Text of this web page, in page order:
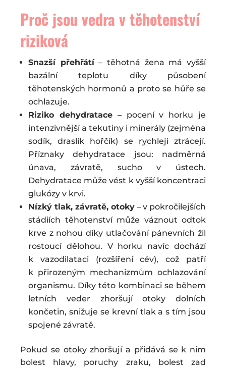
Proč jsou vedra v těhotenství
riziková
Snazší přehřátí– těhotná žena má vyšší
bazální teplotu díky působení
těhotenských hormonů a proto se hůře se
ochlazuje.
Riziko dehydratace– pocení v horku je
intenzivnější a tekutiny i minerály (zejména
sodík, draslík hořčík) se rychleji ztrácejí.
Příznaky dehydratace jsou: nadměrná
únava, závratě, sucho v ústech.
Dehydratace může vést k vyšší koncentraci
glukózy v krvi.
Nízký tlak, závratě, otoky – v pokročilejších
stádiích těhotenství může váznout odtok
krve z nohou díky utlačování pánevních žil
rostoucí dělohou. V horku navíc dochází
k vazodilataci (rozšíření cév), což patří
k přirozeným mechanizmům ochlazování
organismu. Díky této kombinaci se během
letních veder zhoršují otoky dolních
končetin, snižuje se krevní tlak a s tím jsou
spojené závratě.
Pokud se otoky zhoršují a přidává se k nim
bolest hlavy, poruchy zraku, bolest zad